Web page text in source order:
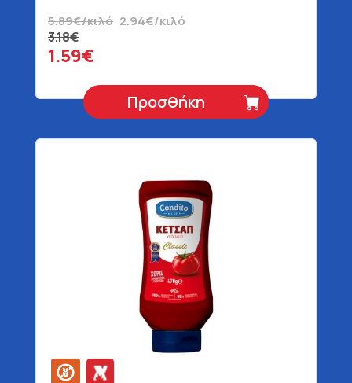
5.89€/κιλό 2.94€/κιλό
3.18€
1.59€
Προσθήκη